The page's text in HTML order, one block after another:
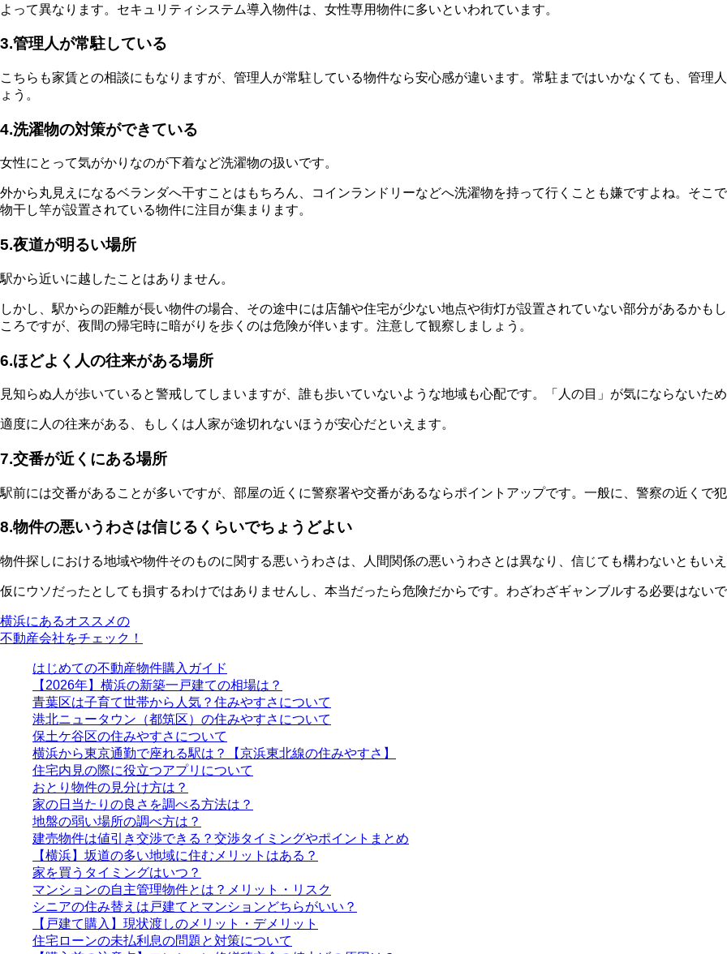
よって異なります。セキュリティシステム導入物件は、女性専用物件に多いといわれています。
3.管理人が常駐している
こちらも家賃との相談にもなりますが、管理人が常駐している物件なら安心感が違います。常駐まではいかなくても、管理
ょう。
4.洗濯物の対策ができている
女性にとって気がかりなのが下着など洗濯物の扱いです。
外から丸見えになるベランダへ干すことはもちろん、コインランドリーなどへ洗濯物を持って行くことも嫌ですよね。そこ
物干し竿が設置されている物件に注目が集まります。
5.夜道が明るい場所
駅から近いに越したことはありません。
しかし、駅からの距離が長い物件の場合、その途中には店舗や住宅が少ない地点や街灯が設置されていない部分があるかも
ころですが、夜間の帰宅時に暗がりを歩くのは危険が伴います。注意して観察しましょう。
6.ほどよく人の往来がある場所
見知らぬ人が歩いていると警戒してしまいますが、誰も歩いていないような地域も心配です。 「人の目」 が気にならないた
適度に人の往来がある、もしくは人家が途切れないほうが安心だといえます。
7.交番が近くにある場所
駅前には交番があることが多いですが、部屋の近くに警察署や交番があるならポイントアップです。一般に、警察の近くで
8.物件の悪いうわさは信じるくらいでちょうどよい
物件探しにおける地域や物件そのものに関する悪いうわさは、人間関係の悪いうわさとは異なり、信じても構わないともい
仮にウソだったとしても損するわけではありませんし、本当だったら危険だからです。わざわざギャンブルする必要はない
横浜にあるオススメの
不動産会社をチェック！
はじめての不動産物件購入ガイド
【2026年】横浜の新築一戸建ての相場は？
青葉区は子育て世帯から人気？住みやすさについて
港北ニュータウン（都筑区）の住みやすさについて
保土ケ谷区の住みやすさについて
横浜から東京通勤で座れる駅は？【京浜東北線の住みやすさ】
住宅内見の際に役立つアプリについて
おとり物件の見分け方は？
家の日当たりの良さを調べる方法は？
地盤の弱い場所の調べ方は？
建売物件は値引き交渉できる？交渉タイミングやポイントまとめ
【横浜】坂道の多い地域に住むメリットはある？
家を買うタイミングはいつ？
マンションの自主管理物件とは？メリット・リスク
シニアの住み替えは戸建てとマンションどちらがいい？
【戸建て購入】現状渡しのメリット・デメリット
住宅ローンの未払利息の問題と対策について